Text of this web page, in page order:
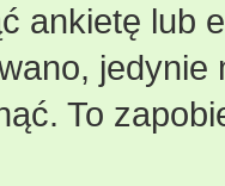
ankietę lub
To